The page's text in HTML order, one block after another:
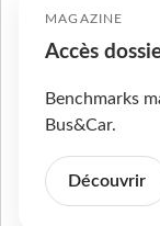
MAGAZINE
Accès
Benchmarks
Bus&Car.
Découvrir